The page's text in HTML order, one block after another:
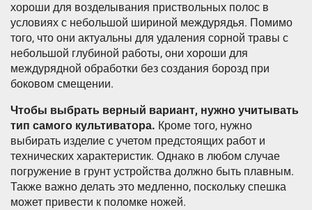
хороши для возделывания приствольных полос в
условиях с небольшой шириной междурядья. Помимо
того, что они актуальны для удаления сорной травы с
небольшой глубиной работы, они хороши для
междурядной обработки без создания борозд при
боковом смещении.
Чтобы выбрать верный вариант, нужно учитывать
тип самого культиватора. Кроме того, нужно
выбирать изделие с учетом предстоящих работ и
технических характеристик. Однако в любом случае
погружение в грунт устройства должно быть плавным.
Также важно делать это медленно, поскольку спешка
может привести к поломке ножей.